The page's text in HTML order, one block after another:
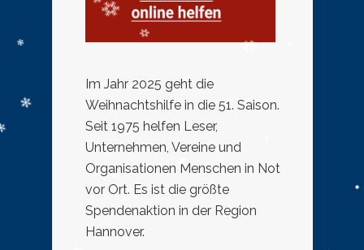
Im Jahr 2025 geht die
Weihnachtshilfe in die 51. Saison.
Seit 1975 helfen Leser,
Unternehmen, Vereine und
Organisationen Menschen in Not
vor Ort. Es ist die größte
Spendenaktion in der Region
Hannover.